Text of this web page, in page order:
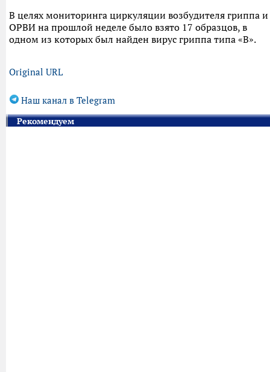
В целях мониторинга циркуляции возбудителя гриппа и
ОРВИ на прошлой неделе было взято 17 образцов, в
одном из которых был найден вирус гриппа типа «В».
Original URL
Наш канал в Telegram
Рекомендуем